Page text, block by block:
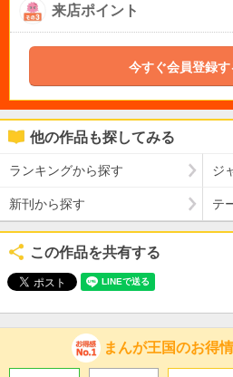
来店ポイント
今すぐ会員登録
他の作品も探してみる
ランキングから探す ジ
新刊から探す テ
この作品を共有する
まんが王国のお得